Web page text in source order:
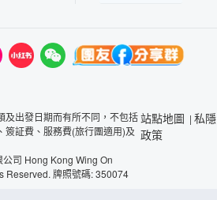
及出發日期而有所不同，不包括
証費、服務費(旅行團適用)及
司 Hong Kong Wing On
Reserved. 牌照號碼: 350074
站點地圖 | 私隱
政策